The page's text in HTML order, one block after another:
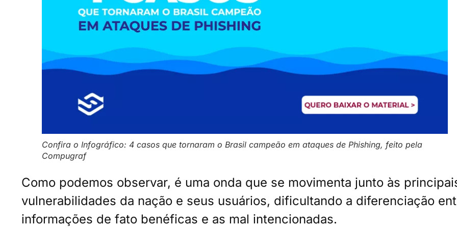
Confira o Infográfico: 4 casos que tornaram o Brasil campeão em ataques de Phishing, feito pela
Compugraf
Como podemos observar, é uma onda que se movimenta junto às
vulnerabilidades da nação e seus usuários, dificultando a diferenciação
informações de fato benéficas e as mal intencionadas.